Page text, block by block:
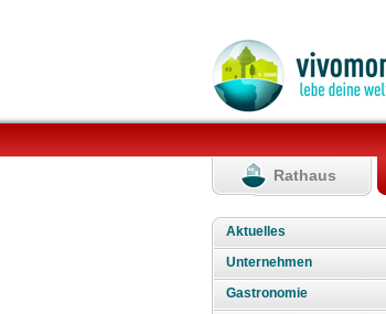
Rathaus
Aktuelles
Unternehmen
Gastronomie